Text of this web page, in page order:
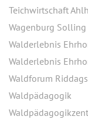
Teichwirtschaft
Wagenburg Solling
Walderlebnis
Walderlebnis
Waldforum
Waldpädagogik